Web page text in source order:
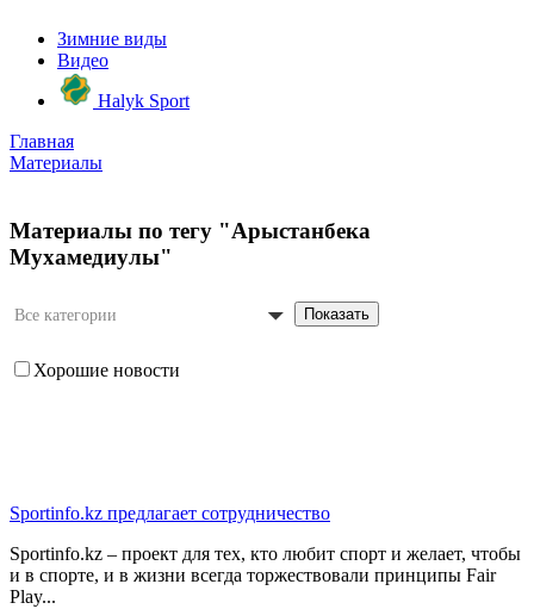
Зимние виды
Видео
Halyk Sport
Главная
Материалы
Материалы по тегу "Арыстанбека
Мухамедиулы"
Все категории Показать
Хорошие новости
Sportinfo.kz предлагает сотрудничество
Sportinfo.kz – проект для тех, кто любит спорт и желает, чтобы
и в спорте, и в жизни всегда торжествовали принципы Fair
Play...